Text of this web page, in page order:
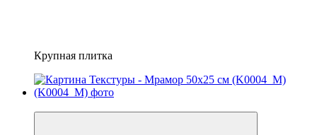
Крупная плитка